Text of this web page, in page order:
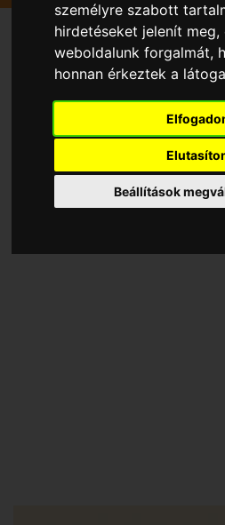
személyre szabott
hirdetéseket jelenít meg,
weboldalunk forgalmát,
honnan érkeztek a
Beállítások